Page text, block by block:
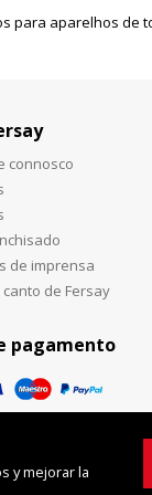
para aparelhos de
connosco
de imprensa
de Fersay
pagamento
y mejorar la